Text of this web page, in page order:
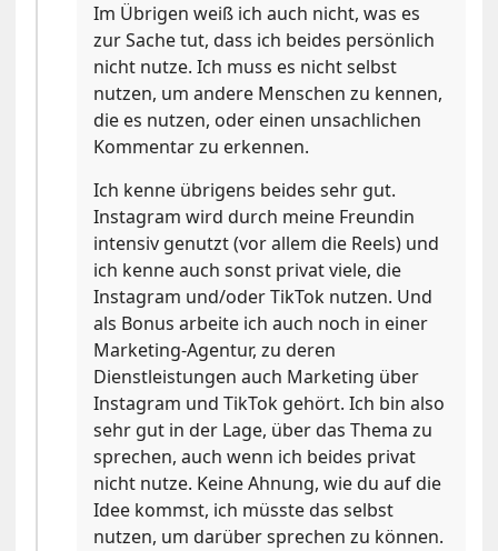
Im Übrigen weiß ich auch nicht, was es
zur Sache tut, dass ich beides persönlich
nicht nutze. Ich muss es nicht selbst
nutzen, um andere Menschen zu kennen,
die es nutzen, oder einen unsachlichen
Kommentar zu erkennen.
Ich kenne übrigens beides sehr gut.
Instagram wird durch meine Freundin
intensiv genutzt (vor allem die Reels) und
ich kenne auch sonst privat viele, die
Instagram und/oder TikTok nutzen. Und
als Bonus arbeite ich auch noch in einer
Marketing-Agentur, zu deren
Dienstleistungen auch Marketing über
Instagram und TikTok gehört. Ich bin also
sehr gut in der Lage, über das Thema zu
sprechen, auch wenn ich beides privat
nicht nutze. Keine Ahnung, wie du auf die
Idee kommst, ich müsste das selbst
nutzen, um darüber sprechen zu können.